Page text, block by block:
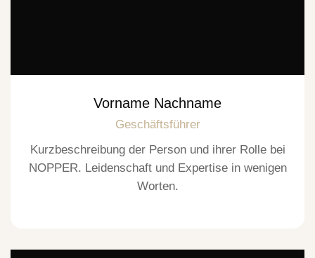
Vorname Nachname
Geschäftsführer
Kurzbeschreibung der Person und ihrer Rolle bei
NOPPER. Leidenschaft und Expertise in wenigen
Worten.